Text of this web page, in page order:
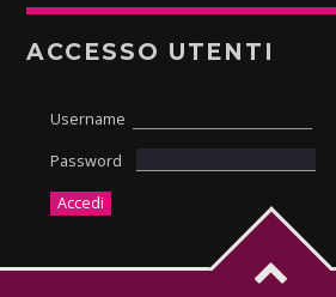
ACCESSO UTENTI
Username
Password